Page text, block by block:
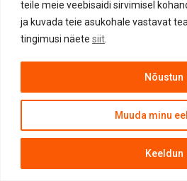
teile meie veebisaidi sirvimisel
ja kuvada teie asukohale vastavat
tingimusi näete siit
Muuda minu
Keeldun
Nõustun